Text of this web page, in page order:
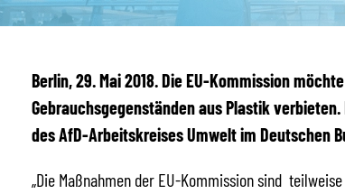
Berlin, 29. Mai 2018. Die EU-Kommission
Gebrauchsgegenständen aus Plastik
des AfD-Arbeitskreises Umwelt im Deutschen
„Die Maßnahmen der EU-Kommission sind